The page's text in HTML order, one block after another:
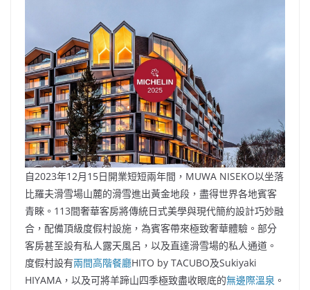
自2023年12月15日開業短短兩年間，MUWA NISEKO以坐落
比羅夫滑雪場山麓的滑雪進出黃金地段，盡得世界各地賓客
青睞。113間奢華客房將傳統日式美學與現代簡約設計巧妙融
合，配備頂級度假村設施，為賓客帶來極致奢華體驗。部分
客房甚至設有私人露天風呂，以及直達滑雪場的私人通道。
度假村設有兩間高階餐廳HITO by TACUBO及Sukiyaki
HIYAMA，以及可將羊蹄山四季極致盡收眼底的無邊際溫泉 。